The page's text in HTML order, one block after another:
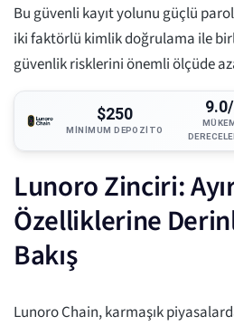
Bu güvenli kayıt yolunu güçlü
iki faktörlü kimlik doğrulama ile
güvenlik risklerini önemli ölçüde
$250
MINIMUM DEPOZITO
Lunoro Zinciri:
Özelliklerine
Bakış
Lunoro Chain, karmaşık